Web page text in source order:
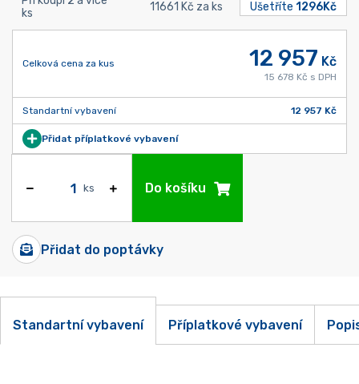
ks
11661 Kč za ks Ušetříte 1296Kč
Celková cena za kus 12 957 Kč
15 678 Kč s DPH
Standartní vybavení 12 957 Kč
Přidat příplatkové vybavení
ks Do košíku
Přidat do poptávky
Standartní vybavení Příplatkové vybavení